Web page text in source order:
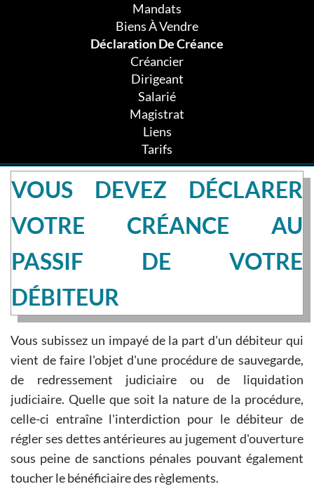
Mandats
Biens À Vendre
Déclaration De Créance
Créancier
Dirigeant
Salarié
Magistrat
Liens
Tarifs
VOUS DEVEZ DÉCLARER
VOTRE CRÉANCE AU
PASSIF DE VOTRE
DÉBITEUR
Vous subissez un impayé de la part d'un débiteur qui
vient de faire l'objet d'une procédure de sauvegarde,
de redressement judiciaire ou de liquidation
judiciaire. Quelle que soit la nature de la procédure,
celle-ci entraîne l'interdiction pour le débiteur de
régler ses dettes antérieures au jugement d'ouverture
sous peine de sanctions pénales pouvant également
toucher le bénéficiaire des règlements.